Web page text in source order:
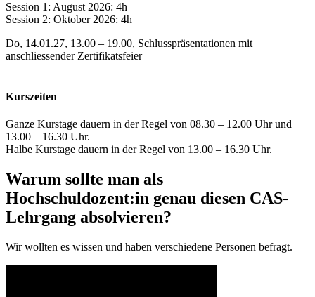
Session 1: August 2026: 4h
Session 2: Oktober 2026: 4h
Do, 14.01.27, 13.00 – 19.00, Schlusspräsentationen mit
anschliessender Zertifikatsfeier
Kurszeiten
Ganze Kurstage dauern in der Regel von 08.30 – 12.00 Uhr und
13.00 – 16.30 Uhr.
Halbe Kurstage dauern in der Regel von 13.00 – 16.30 Uhr.
Warum sollte man als
Hochschuldozent:in genau diesen CAS-
Lehrgang absolvieren?
Wir wollten es wissen und haben verschiedene Personen befragt.